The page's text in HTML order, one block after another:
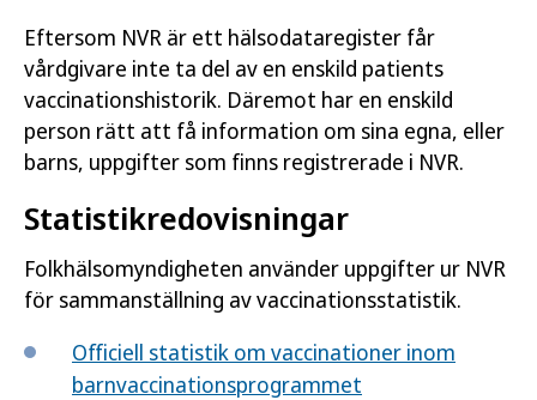
Eftersom NVR är ett hälsodataregister får
vårdgivare inte ta del av en enskild patients
vaccinationshistorik. Däremot har en enskild
person rätt att få information om sina egna, eller
barns, uppgifter som finns registrerade i NVR.
Statistikredovisningar
Folkhälsomyndigheten använder uppgifter ur NVR
för sammanställning av vaccinationsstatistik.
Officiell statistik om vaccinationer inom
barnvaccinationsprogrammet